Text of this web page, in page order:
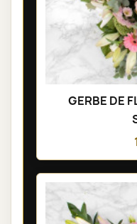
GERBE DE